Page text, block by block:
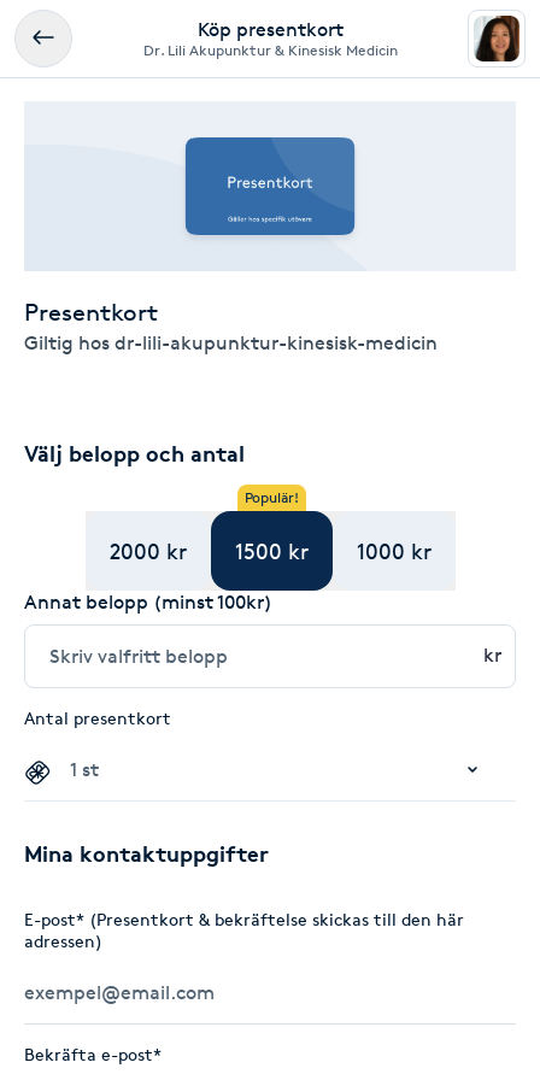
Köp presentkort
Dr. Lili Akupunktur & Kinesisk Medicin
Presentkort
Giltig hos dr-lili-akupunktur-kinesisk-medicin
Välj belopp och antal
2000 kr
Populär!
1500 kr 1000 kr
Annat belopp (minst 100kr)
kr
Antal presentkort
Mina kontaktuppgifter
E-post* (Presentkort & bekräftelse skickas till den här
adressen)
Bekräfta e-post*